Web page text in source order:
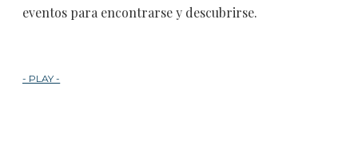
eventos para encontrarse y descubrirse.
- PLAY -